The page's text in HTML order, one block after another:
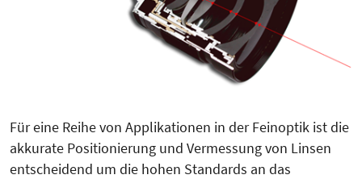
Für eine Reihe von Applikationen in der Feinoptik ist die
akkurate Po­sitionierung und Ver­mes­sung von Linsen
entscheidend um die hohen Standards an das